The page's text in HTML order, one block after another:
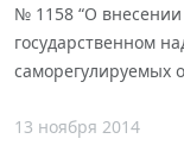
№ 1158 “О
государственном
саморегулируемых
13 ноября 2014